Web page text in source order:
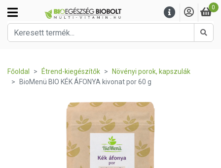
0
Főoldal Étrend-kiegészítők
Növényi porok, kapszulák
BioMenü BIO KÉK ÁFONYA kivonat por 60 g